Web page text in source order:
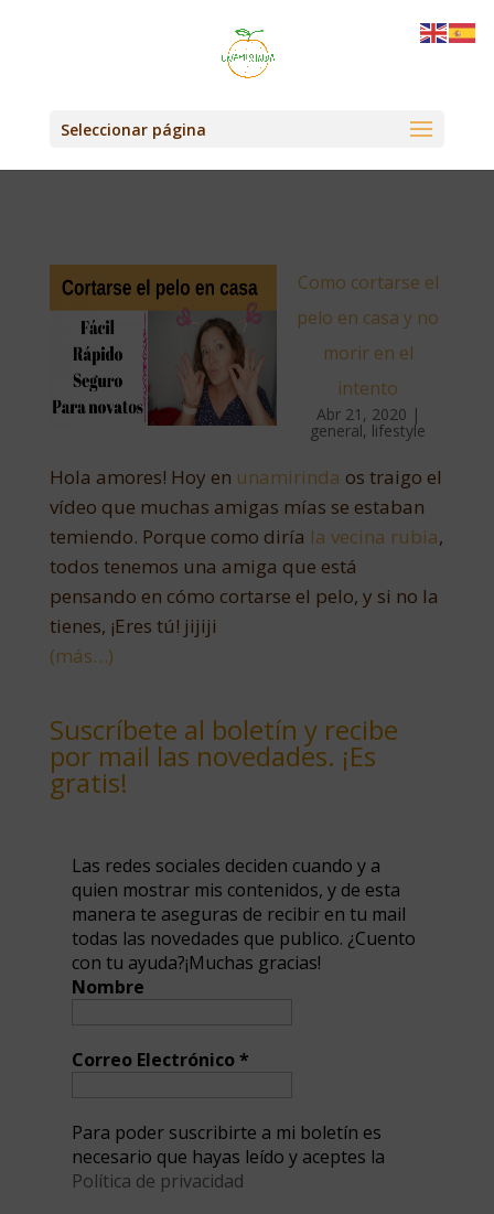
Seleccionar página
Como cortarse el
pelo en casa y no
morir en el
intento
Abr 21, 2020 |
general, lifestyle
Hola amores! Hoy en unamirinda os traigo el
vídeo que muchas amigas mías se estaban
temiendo. Porque como diría la vecina rubia,
todos tenemos una amiga que está
pensando en cómo cortarse el pelo, y si no la
tienes, ¡Eres tú! jijiji
(más…)
Suscríbete al boletín y recibe
por mail las novedades. ¡Es
gratis!
Las redes sociales deciden cuando y a
quien mostrar mis contenidos, y de esta
manera te aseguras de recibir en tu mail
todas las novedades que publico. ¿Cuento
con tu ayuda?¡Muchas gracias!
Nombre
Correo Electrónico*
Para poder suscribirte a mi boletín es
necesario que hayas leído y aceptes la
Política de privacidad